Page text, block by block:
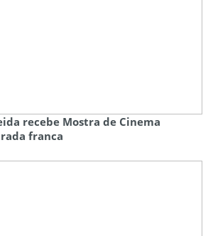
recebe Mostra de Cinema
franca